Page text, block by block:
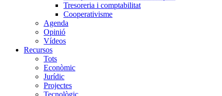
Tresoreria i comptabilitat
Cooperativisme
Agenda
Opinió
Vídeos
Recursos
Tots
Econòmic
Jurídic
Projectes